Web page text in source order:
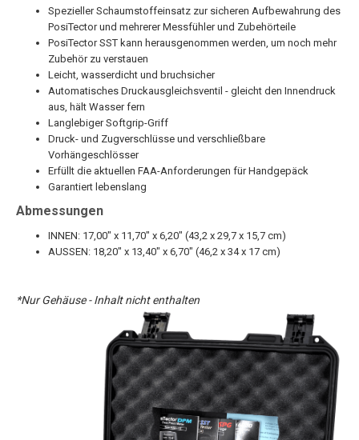
Spezieller Schaumstoffeinsatz zur sicheren Aufbewahrung des
PosiTector und mehrerer Messfühler und Zubehörteile
PosiTector SST kann herausgenommen werden, um noch mehr
Zubehör zu verstauen
Leicht, wasserdicht und bruchsicher
Automatisches Druckausgleichsventil - gleicht den Innendruck
aus, hält Wasser fern
Langlebiger Softgrip-Griff
Druck- und Zugverschlüsse und verschließbare
Vorhängeschlösser
Erfüllt die aktuellen FAA-Anforderungen für Handgepäck
Garantiert lebenslang
Abmessungen
INNEN: 17,00" x 11,70" x 6,20" (43,2 x 29,7 x 15,7 cm)
AUSSEN: 18,20" x 13,40" x 6,70" (46,2 x 34 x 17 cm)
*Nur Gehäuse - Inhalt nicht enthalten